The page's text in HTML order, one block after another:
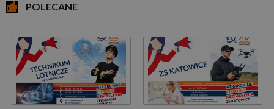
POLECANE